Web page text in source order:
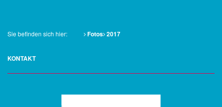
Sie befinden sich hier: Fotos 2017
KONTAKT